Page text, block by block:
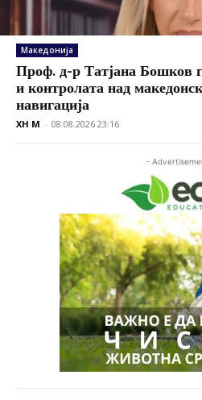
Македонија
Проф. д-р Татјана Бошков
и контролата над
навигација
XH M - 08.08.2026 23:16
-